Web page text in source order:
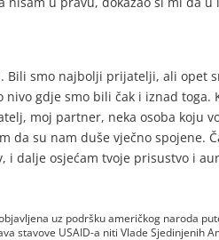
smo najbolji prijatelji, ali opet
gdje smo bili čak i iznad toga.
moj partner, neka osoba koju
su nam duše vječno spojene.
dalje osjećam tvoje prisustvo i
uz podršku američkog naroda
stavove USAID-a niti Vlade Sjedinjenih